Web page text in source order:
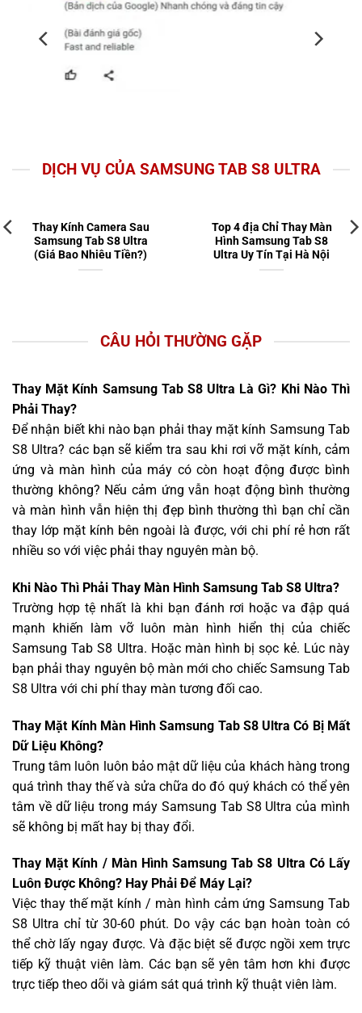
DỊCH VỤ CỦA SAMSUNG TAB S8 ULTRA
Thay Kính Camera Sau
Samsung Tab S8 Ultra
(Giá Bao Nhiêu Tiền?)
Top 4 địa Chỉ Thay Màn
Hình Samsung Tab S8
Ultra Uy Tín Tại Hà Nội
CÂU HỎI THƯỜNG GẶP
Thay Mặt Kính Samsung Tab S8 Ultra Là Gì? Khi Nào Thì
Phải Thay?
Để nhận biết khi nào bạn phải thay mặt kính Samsung Tab
S8 Ultra? các bạn sẽ kiểm tra sau khi rơi vỡ mặt kính, cảm
ứng và màn hình của máy có còn hoạt động được bình
thường không? Nếu cảm ứng vẫn hoạt động bình thường
và màn hình vẫn hiện thị đẹp bình thường thì bạn chỉ cần
thay lớp mặt kính bên ngoài là được, với chi phí rẻ hơn rất
nhiều so với việc phải thay nguyên màn bộ.
Khi Nào Thì Phải Thay Màn Hình Samsung Tab S8 Ultra?
Trường hợp tệ nhất là khi bạn đánh rơi hoặc va đập quá
mạnh khiến làm vỡ luôn màn hình hiển thị của chiếc
Samsung Tab S8 Ultra. Hoặc màn hình bị sọc kẻ. Lúc này
bạn phải thay nguyên bộ màn mới cho chiếc Samsung Tab
S8 Ultra với chi phí thay màn tương đối cao.
Thay Mặt Kính Màn Hình Samsung Tab S8 Ultra Có Bị Mất
Dữ Liệu Không?
Trung tâm luôn luôn bảo mật dữ liệu của khách hàng trong
quá trình thay thế và sửa chữa do đó quý khách có thể yên
tâm về dữ liệu trong máy Samsung Tab S8 Ultra của mình
sẽ không bị mất hay bị thay đổi.
Thay Mặt Kính / Màn Hình Samsung Tab S8 Ultra Có Lấy
Luôn Được Không? Hay Phải Để Máy Lại?
Việc thay thế mặt kính / màn hình cảm ứng Samsung Tab
S8 Ultra chỉ từ 30-60 phút. Do vậy các bạn hoàn toàn có
thể chờ lấy ngay được. Và đặc biệt sẽ được ngồi xem trực
tiếp kỹ thuật viên làm. Các bạn sẽ yên tâm hơn khi được
trực tiếp theo dõi và giám sát quá trình kỹ thuật viên làm.